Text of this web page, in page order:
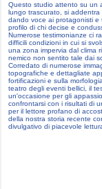
Questo studio attento su un
lungo trascurato, si addentra
dando voce ai protagonisti e
profilo di chi decise e
Numerose testimonianze ci
difficili condizioni in cui si
una zona impervia dal clima
nemico non sentito tale dai
Corredato di numerose
topografiche e dettagliate
fortificazioni e sulla
teatro degli eventi bellici, il
un'occasione per gli
confrontarsi con i risultati di
per il lettore profano di
della nostra storia recente
divulgativo di piacevole